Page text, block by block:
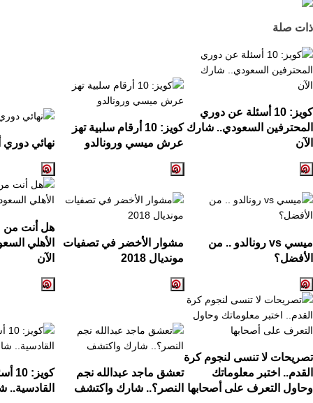
ذات صلة
كويز: 10 أسئلة عن دوري
المحترفين السعودي.. شارك
الآن
كويز: 10 أرقام سلبية تهز
عرش ميسي ورونالدو
نهائي دوري
ميسي vs رونالدو .. من
الأفضل؟
مشوار الأخضر في تصفيات
مونديال 2018
هل أنت من
الأهلي
الآن
تصريحات لا تنسى لنجوم كرة
القدم.. اختبر معلوماتك
وحاول التعرف على أصحابها
تعشق ماجد عبدالله نجم
النصر؟.. شارك واكتشف
كويز: 10
القادسية..